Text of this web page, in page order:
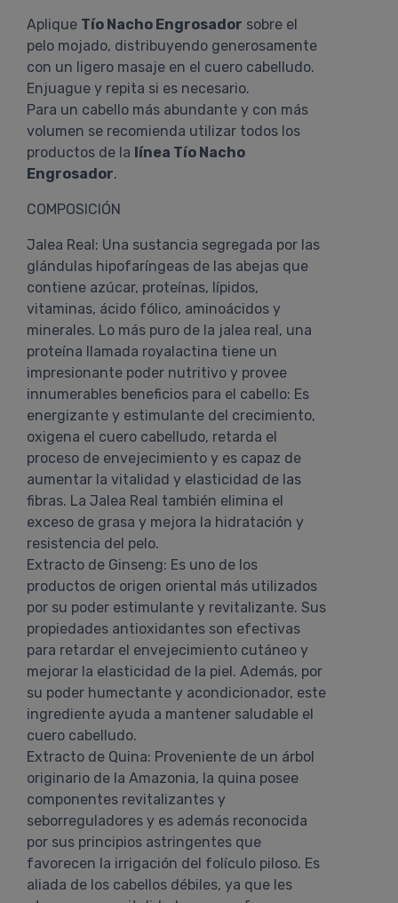
Aplique Tío Nacho Engrosador sobre el
pelo mojado, distribuyendo generosamente
con un ligero masaje en el cuero cabelludo.
Enjuague y repita si es necesario.
Para un cabello más abundante y con más
volumen se recomienda utilizar todos los
productos de la línea Tío Nacho
Engrosador.
COMPOSICIÓN
Jalea Real: Una sustancia segregada por las
glándulas hipofaríngeas de las abejas que
contiene azúcar, proteínas, lípidos,
vitaminas, ácido fólico, aminoácidos y
minerales. Lo más puro de la jalea real, una
proteína llamada royalactina tiene un
impresionante poder nutritivo y provee
innumerables beneficios para el cabello: Es
energizante y estimulante del crecimiento,
oxigena el cuero cabelludo, retarda el
proceso de envejecimiento y es capaz de
aumentar la vitalidad y elasticidad de las
fibras. La Jalea Real también elimina el
exceso de grasa y mejora la hidratación y
resistencia del pelo.
Extracto de Ginseng: Es uno de los
productos de origen oriental más utilizados
por su poder estimulante y revitalizante. Sus
propiedades antioxidantes son efectivas
para retardar el envejecimiento cutáneo y
mejorar la elasticidad de la piel. Además, por
su poder humectante y acondicionador, este
ingrediente ayuda a mantener saludable el
cuero cabelludo.
Extracto de Quina: Proveniente de un árbol
originario de la Amazonia, la quina posee
componentes revitalizantes y
seborreguladores y es además reconocida
por sus principios astringentes que
favorecen la irrigación del folículo piloso. Es
aliada de los cabellos débiles, ya que les